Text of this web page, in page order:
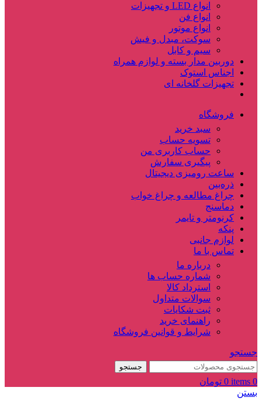
انواع LED و تجهیزات
انواع فن
انواع موتور
سوکت، مبدل و فیش
سیم و کابل
دوربین مدار بسته و لوازم همراه
اجناس استوک
تجهیزات گلخانه ای
فروشگاه
سبد خرید
تسویه حساب
حساب کاربری من
پیگیری سفارش
ساعت‌ رومیزی دیجیتال
ذره‌بین‌
چراغ مطالعه و چراغ خواب
دماسنج‌
کرنومتر و تایمر
پنکه
لوازم جانبی
تماس با ما
درباره ما
شماره حساب ها
استرداد کالا
سوالات متداول
ثبت شکایات
راهنمای خرید
شرایط و قوانین فروشگاه
جستجو
جستجو
0
items
0 تومان
بستن